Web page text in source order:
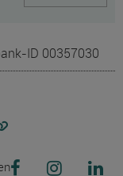
ID 00357030